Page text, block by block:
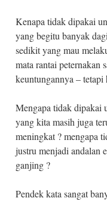
Kenapa tidak dipakai
yang begitu banyak
sedikit yang mau
mata rantai peternakan
keuntungannya – tetapi
Mengapa tidak dipakai
yang kita masih juga
meningkat ? mengapa
justru menjadi andalan
ganjing ?
Pendek kata sangat